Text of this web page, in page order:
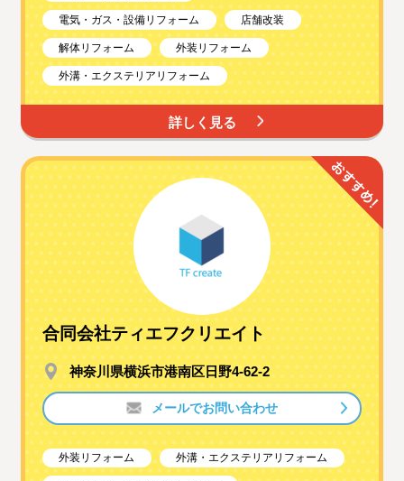
電気・ガス・設備リフォーム 店舗改装
解体リフォーム 外装リフォーム
外溝・エクステリアリフォーム
詳しく見る
合同会社ティエフクリエイト
神奈川県横浜市港南区日野4-62-2
メールでお問い合わせ
外装リフォーム 外溝・エクステリアリフォーム